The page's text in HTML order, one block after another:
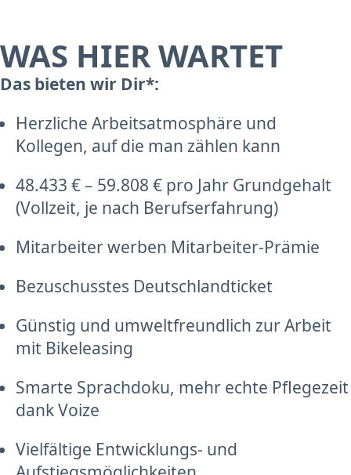
WAS HIER WARTET
Das bieten wir Dir*:
Herzliche Arbeitsatmosphäre und
Kollegen, auf die man zählen kann
48.433 € – 59.808 € pro Jahr Grundgehalt
(Vollzeit, je nach Berufserfahrung)
Mitarbeiter werben Mitarbeiter-Prämie
Bezuschusstes Deutschlandticket
Günstig und umweltfreundlich zur Arbeit
mit Bikeleasing
Smarte Sprachdoku, mehr echte Pflegezeit
dank Voize
Vielfältige Entwicklungs- und